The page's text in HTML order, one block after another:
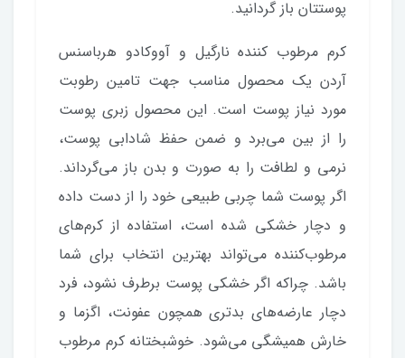
پوستتان باز گردانید.
کرم مرطوب کننده نارگیل و آووکادو هرباسنس
آردن یک محصول مناسب جهت تامین رطوبت
مورد نیاز پوست است. این محصول زبری پوست
را از بین می‌برد و ضمن حفظ شادابی پوست،
نرمی و لطافت را به صورت و بدن باز می‌گرداند.
اگر پوست شما چربی طبیعی خود را از دست داده
و دچار خشکی شده است، استفاده از کرم‌های
مرطوب‌کننده می‌تواند بهترین انتخاب برای شما
باشد. چراکه اگر خشکی پوست برطرف نشود، فرد
دچار عارضه‌های بدتری همچون عفونت، اگزما و
خارش همیشگی می‌شود. خوشبختانه کرم مرطوب